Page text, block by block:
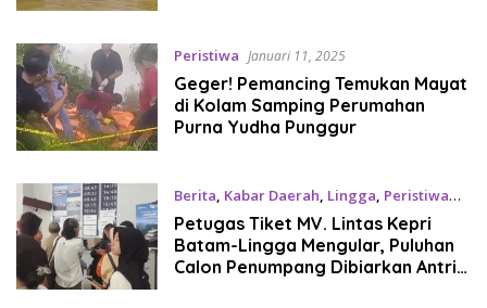
Peristiwa Januari 11, 2025
Geger! Pemancing Temukan Mayat
di Kolam Samping Perumahan
Purna Yudha Punggur
Berita, Kabar Daerah, Lingga, Peristiwa
Januari 2, 2025
Petugas Tiket MV. Lintas Kepri
Batam-Lingga Mengular, Puluhan
Calon Penumpang Dibiarkan Antri